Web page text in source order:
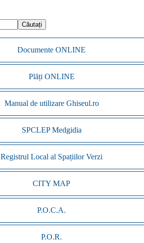
Documente ONLINE
Plăți ONLINE
Manual de utilizare Ghiseul.ro
SPCLEP Medgidia
Registrul Local al Spațiilor Verzi
CITY MAP
P.O.C.A.
P.O.R.